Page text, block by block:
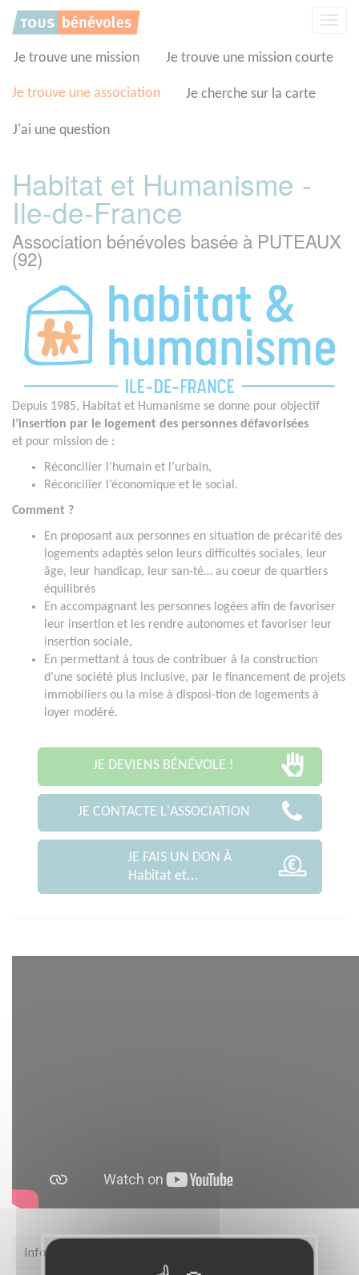
Je trouve une mission Je trouve une mission courte
Je trouve une association Je cherche sur la carte
J'ai une question
Habitat et Humanisme -
Ile-de-France
Association bénévoles basée à PUTEAUX
(92)
Depuis 1985, Habitat et Humanisme se donne pour objectif
l’insertion par le logement des personnes défavorisées
et pour mission de :
Réconcilier l’humain et l’urbain,
Réconcilier l’économique et le social.
Comment ?
En proposant aux personnes en situation de précarité des
logements adaptés selon leurs difficultés sociales, leur
âge, leur handicap, leur san-té… au coeur de quartiers
équilibrés
En accompagnant les personnes logées afin de favoriser
leur insertion et les rendre autonomes et favoriser leur
insertion sociale,
En permettant à tous de contribuer à la construction
d’une société plus inclusive, par le financement de projets
immobiliers ou la mise à disposi-tion de logements à
loyer modéré.
JE DEVIENS BÉNÉVOLE !
JE CONTACTE L'ASSOCIATION
JE FAIS UN DON À
Habitat et...
Infos pratiques
Panneau de gestion des cookies